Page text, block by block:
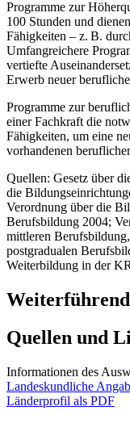
Programme zur
100 Stunden und
Fähigkeiten – z. B.
Umfangreichere
vertiefte
Erwerb neuer
Programme zur
einer Fachkraft die
Fähigkeiten, um eine
vorhandenen
Quellen: Gesetz über
die
Verordnung über die
Berufsbildung 2004;
mittleren
postgradualen
Weiterbildung in der
Quellen und
Informationen des
Landeskundliche
Länderprofil als PDF